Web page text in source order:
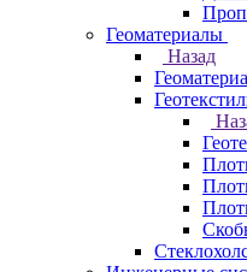
Геоматериалы
Назад